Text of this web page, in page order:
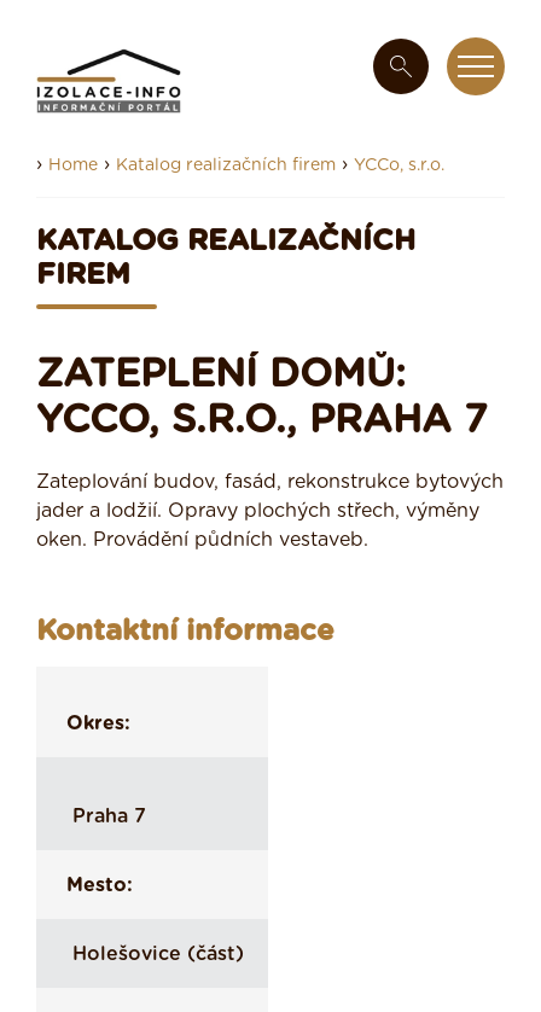
› Home › Katalog realizačních firem › YCCo, s.r.o.
KATALOG REALIZAČNÍCH
FIREM
ZATEPLENÍ DOMŮ:
YCCO, S.R.O., PRAHA 7
Zateplování budov, fasád, rekonstrukce bytových
jader a lodžií. Opravy plochých střech, výměny
oken. Provádění půdních vestaveb.
Kontaktní informace
Okres:
Praha 7
Mesto:
Holešovice (část)